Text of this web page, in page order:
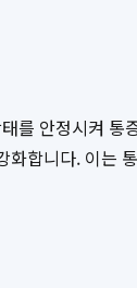
를 안정시켜 통
합니다. 이는